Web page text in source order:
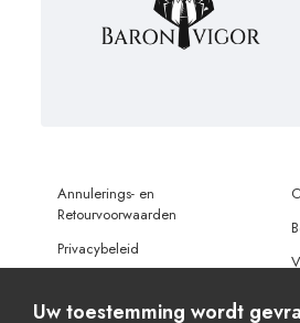
Annulerings- en
Retourvoorwaarden
Privacybeleid
Uw toestemming wordt